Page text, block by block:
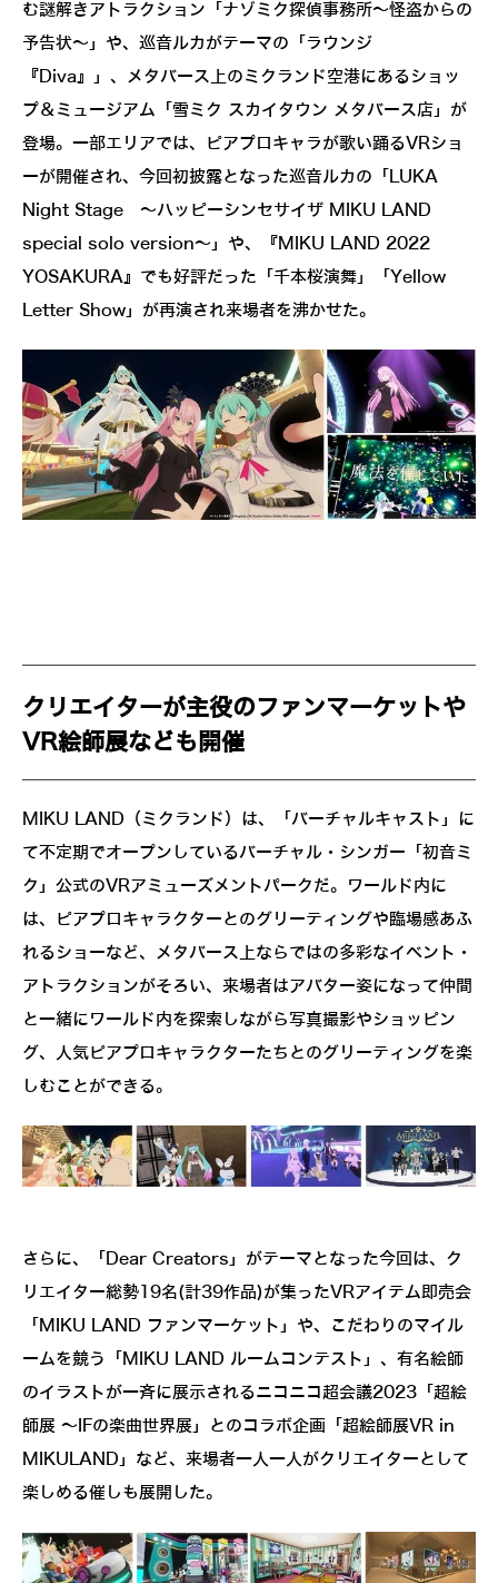
む謎解きアトラクション「ナゾミク探偵事務所～怪盗からの
予告状～」や、巡音ルカがテーマの「ラウンジ
『Diva』」、メタバース上のミクランド空港にあるショッ
プ＆ミュージアム「雪ミク スカイタウン メタバース店」が
登場。一部エリアでは、ピアプロキャラが歌い踊るVRショ
ーが開催され、今回初披露となった巡音ルカの「LUKA
Night Stage ～ハッピーシンセサイザ MIKU LAND
special solo version～」や、『MIKU LAND 2022
YOSAKURA』でも好評だった「千本桜演舞」「Yellow
Letter Show」が再演され来場者を沸かせた。
クリエイターが主役のファンマーケットや
VR絵師展なども開催
MIKU LAND（ミクランド）は、「バーチャルキャスト」に
て不定期でオープンしているバーチャル・シンガー「初音ミ
ク」公式のVRアミューズメントパークだ。ワールド内に
は、ピアプロキャラクターとのグリーティングや臨場感あふ
れるショーなど、メタバース上ならではの多彩なイベント・
アトラクションがそろい、来場者はアバター姿になって仲間
と一緒にワールド内を探索しながら写真撮影やショッピン
グ、人気ピアプロキャラクターたちとのグリーティングを楽
しむことができる。
さらに、「Dear Creators」がテーマとなった今回は、ク
リエイター総勢19名(計39作品)が集ったVRアイテム即売会
「MIKU LAND ファンマーケット」や、こだわりのマイル
ームを競う「MIKU LAND ルームコンテスト」、有名絵師
のイラストが一斉に展示されるニコニコ超会議2023「超絵
師展 ～IFの楽曲世界展」とのコラボ企画「超絵師展VR in
MIKULAND」など、来場者一人一人がクリエイターとして
楽しめる催しも展開した。